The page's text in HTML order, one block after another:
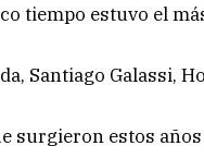
tiempo estuvo el
Santiago Galassi,
surgieron estos